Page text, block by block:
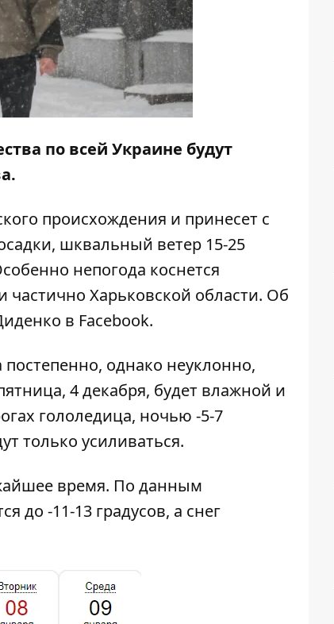
по всей Украине будут
происхождения и принесет с
шквальный ветер 15-25
непогода коснется
Харьковской области. Об
в Facebook.
постепенно, однако неуклонно,
4 декабря, будет влажной и
гололедица, ночью -5-7
только усиливаться.
время. По данным
до -11-13 градусов, а снег